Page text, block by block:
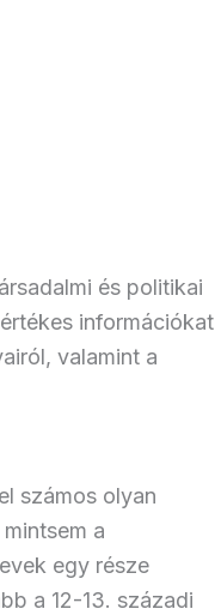
és politikai
információkat
valamint a
számos olyan
a
egy része
a 12-13. századi